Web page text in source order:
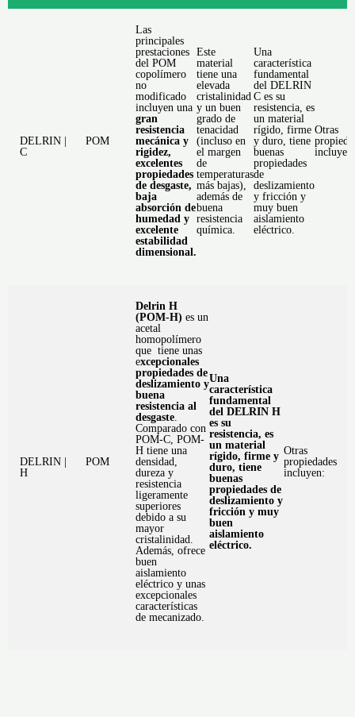
DELRIN | POM
C
Las
principales
prestaciones
del POM
copolímero
no
modificado
incluyen una
gran
resistencia
mecánica y
rigidez,
excelentes
propiedades
de desgaste,
baja
absorción de
humedad y
excelente
estabilidad
dimensional.
Este
material
tiene una
elevada
cristalinidad
y un buen
grado de
tenacidad
(incluso en
el margen
de
temperaturas
más bajas),
además de
buena
resistencia
química.
Una
característica
fundamental
del DELRIN
C es su
resistencia, es
un material
rígido, firme
y duro, tiene
buenas
propiedades
de
deslizamiento
y fricción y
muy buen
aislamiento
eléctrico.
Otras
incluyen:
DELRIN | POM
H
Delrin H
(POM-H) es un
acetal
homopolímero
que tiene unas
excepcionales
propiedades de
deslizamiento y
buena
resistencia al
desgaste.
Comparado con
POM-C, POM-
H tiene una
densidad,
dureza y
resistencia
ligeramente
superiores
debido a su
mayor
cristalinidad.
Además, ofrece
buen
aislamiento
eléctrico y unas
excepcionales
características
de mecanizado.
Una
característica
fundamental
del DELRIN H
es su
resistencia, es
un material
rígido, firme y
duro, tiene
buenas
propiedades de
deslizamiento y
fricción y muy
buen
aislamiento
eléctrico.
Otras
propiedades
incluyen: